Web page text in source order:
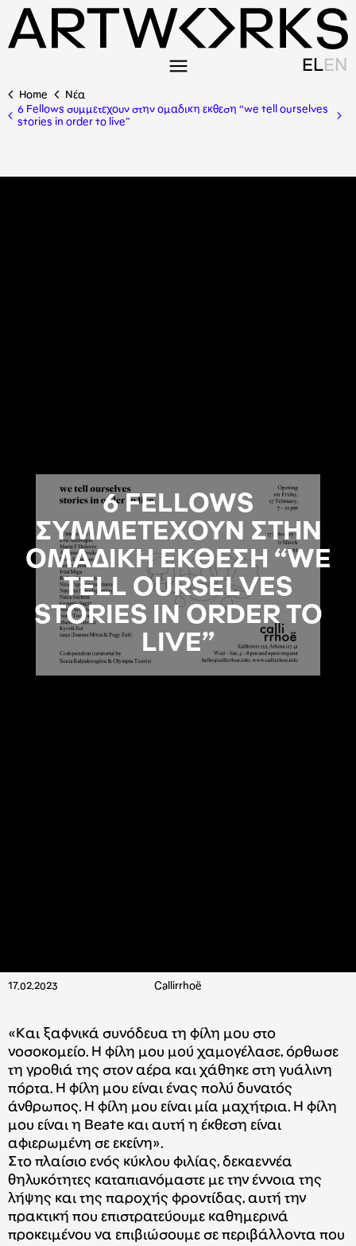
ELEN
Home
Nέα
6 Fellows συμμετεχουν στην ομαδικη εκθεση “we tell ourselves
stories in order to live”
6 FELLOWS
ΣΥΜΜΕΤΕΧΟΥΝ ΣΤΗΝ
ΟΜΑΔΙΚΗ ΕΚΘΕΣΗ “WE
TELL OURSELVES
STORIES IN ORDER TO
LIVE”
17.02.2023 Callirrhoë
«Και ξαφνικά συνόδευα τη φίλη μου στο
νοσοκομείο. Η φίλη μου μού χαμογέλασε, όρθωσε
τη γροθιά της στον αέρα και χάθηκε στη γυάλινη
πόρτα. Η φίλη μου είναι ένας πολύ δυνατός
άνθρωπος. Η φίλη μου είναι μία μαχήτρια. Η φίλη
μου είναι η Beate και αυτή η έκθεση είναι
αφιερωμένη σε εκείνη».
Στο πλαίσιο ενός κύκλου φιλίας, δεκαεννέα
θηλυκότητες καταπιανόμαστε με την έννοια της
λήψης και της παροχής φροντίδας, αυτή την
πρακτική που επιστρατεύουμε καθημερινά
προκειμένου να επιβιώσουμε σε περιβάλλοντα που